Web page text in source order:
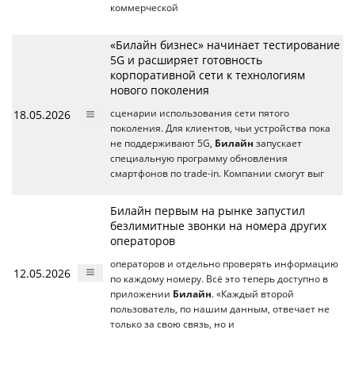
коммерческой
18.05.2026
«Билайн бизнес» начинает тестирование
5G и расширяет готовность
корпоративной сети к технологиям
нового поколения
сценарии использования сети пятого
поколения. Для клиентов, чьи устройства пока
не поддерживают 5G, Билайн запускает
специальную программу обновления
смартфонов по trade-in. Компании смогут выг
12.05.2026
Билайн первым на рынке запустил
безлимитные звонки на номера других
операторов
операторов и отдельно проверять информацию
по каждому номеру. Всё это теперь доступно в
приложении Билайн. «Каждый второй
пользователь, по нашим данным, отвечает не
только за свою связь, но и